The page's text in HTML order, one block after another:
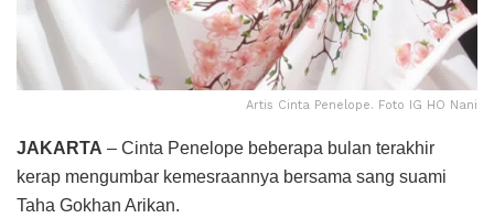
Artis Cinta Penelope. Foto IG HO Nani
JAKARTA – Cinta Penelope beberapa bulan terakhir
kerap mengumbar kemesraannya bersama sang suami
Taha Gokhan Arikan.